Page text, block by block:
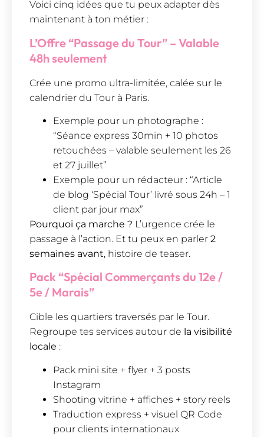
Voici cinq idées que tu peux adapter dès
maintenant à ton métier :
L’Offre “Passage du Tour” – Valable
48h seulement
Crée une promo ultra-limitée, calée sur le
calendrier du Tour à Paris.
Exemple pour un photographe :
“Séance express 30min + 10 photos
retouchées – valable seulement les 26
et 27 juillet”
Exemple pour un rédacteur : “Article
de blog ‘Spécial Tour’ livré sous 24h – 1
client par jour max”
Pourquoi ça marche ? L’urgence crée le
passage à l’action. Et tu peux en parler 2
semaines avant, histoire de teaser.
Pack “Spécial Commerçants du 12e /
5e / Marais”
Cible les quartiers traversés par le Tour.
Regroupe tes services autour de la visibilité
locale :
Pack mini site + flyer + 3 posts
Instagram
Shooting vitrine + affiches + story reels
Traduction express + visuel QR Code
pour clients internationaux